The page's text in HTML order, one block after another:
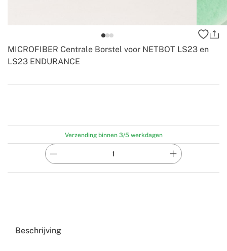
MICROFIBER Centrale Borstel voor NETBOT LS23 en
LS23 ENDURANCE
Create
Verzending binnen 3/5 werkdagen
Beschrijving